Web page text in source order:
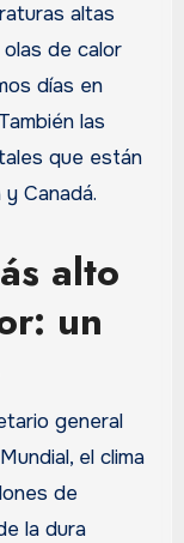
altas
de calor
días en
las
que están
y Canadá.
alto
un
general
el clima
de
la dura